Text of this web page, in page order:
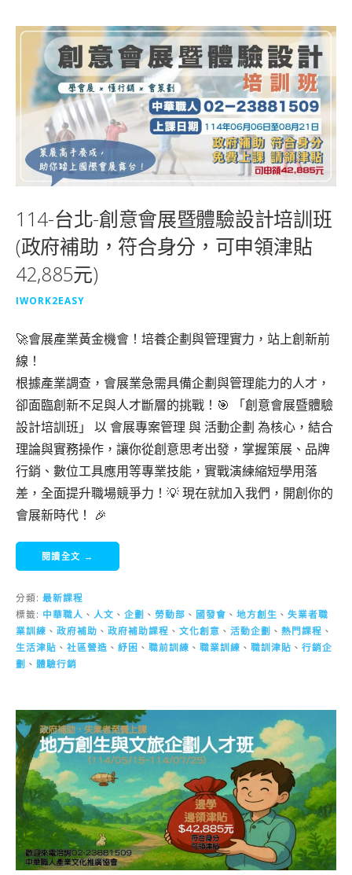
114-台北-創意會展暨體驗設計培訓班
(政府補助，符合身分，可申領津貼
42,885元)
IWORK2EASY
🚀會展產業黃金機會！培養企劃與管理實力，站上創新前
線！
根據產業調查，會展業急需具備企劃與管理能力的人才，
卻面臨創新不足與人才斷層的挑戰！🎯 「創意會展暨體驗
設計培訓班」 以 會展專案管理 與 活動企劃 為核心，結合
理論與實務操作，讓你從創意思考出發，掌握策展、品牌
行銷、數位工具應用等專業技能，實戰演練縮短學用落
差，全面提升職場競爭力！💡 現在就加入我們，開創你的
會展新時代！ 🎉
閱讀全文 →
分類: 最新課程
標籤: 中華職人 、 人文 、 企劃 、 勞動部 、 國發會 、 地方創生 、 失業者職
業訓練 、 政府補助 、 政府補助課程 、 文化創意 、 活動企劃 、 熱門課程 、
生活津貼 、 社區營造 、 紓困 、 職前訓練 、 職業訓練 、 職訓津貼 、 行銷企
劃 、 體驗行銷